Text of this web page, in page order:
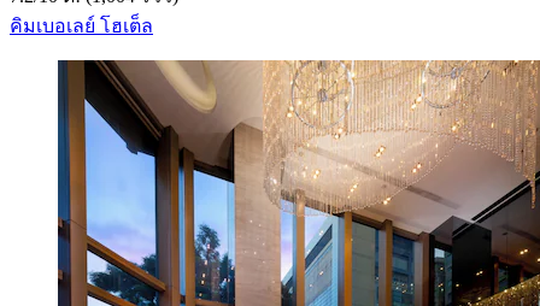
คิมเบอเลย์ โฮเต็ล